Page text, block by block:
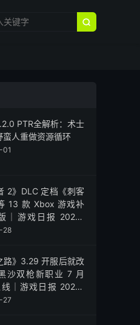

PTR全解析：术士
蛮人重做资源循环
01
2》DLC 定档《刺客
13 款 Xbox 游戏补
｜游戏日报 2026-
28
路》3.29 开服后就改
沙双枪新职业 7 月
｜游戏日报 2026-
27